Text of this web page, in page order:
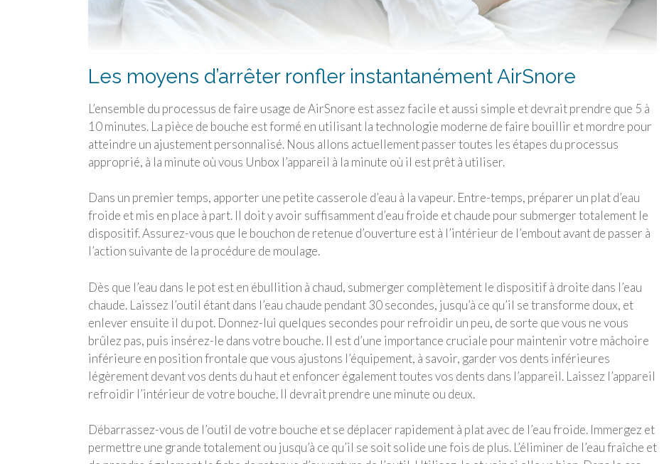
Les moyens d’arrêter ronfler instantanément AirSnore
L’ensemble du processus de faire usage de AirSnore est assez facile et aussi simple et devrait prendre que 5 à
10 minutes. La pièce de bouche est formé en utilisant la technologie moderne de faire bouillir et mordre pour
atteindre un ajustement personnalisé. Nous allons actuellement passer toutes les étapes du processus
approprié, à la minute où vous Unbox l’appareil à la minute où il est prêt à utiliser.
Dans un premier temps, apporter une petite casserole d’eau à la vapeur. Entre-temps, préparer un plat d’eau
froide et mis en place à part. Il doit y avoir suffisamment d’eau froide et chaude pour submerger totalement le
dispositif. Assurez-vous que le bouchon de retenue d’ouverture est à l’intérieur de l’embout avant de passer à
l’action suivante de la procédure de moulage.
Dès que l’eau dans le pot est en ébullition à chaud, submerger complètement le dispositif à droite dans l’eau
chaude. Laissez l’outil étant dans l’eau chaude pendant 30 secondes, jusqu’à ce qu’il se transforme doux, et
enlever ensuite il du pot. Donnez-lui quelques secondes pour refroidir un peu, de sorte que vous ne vous
brûlez pas, puis insérez-le dans votre bouche. Il est d’une importance cruciale pour maintenir votre mâchoire
inférieure en position frontale que vous ajustons l’équipement, à savoir, garder vos dents inférieures
légèrement devant vos dents du haut et enfoncer également toutes vos dents dans l’appareil. Laissez l’appareil
refroidir l’intérieur de votre bouche. Il devrait prendre une minute ou deux.
Débarrassez-vous de l’outil de votre bouche et se déplacer rapidement à plat avec de l’eau froide. Immergez et
permettre une grande totalement ou jusqu’à ce qu’il se soit solide une fois de plus. L’éliminer de l’eau fraîche et